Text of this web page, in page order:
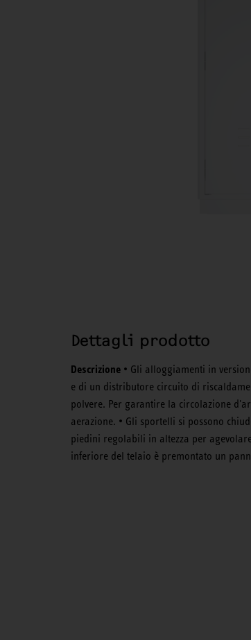
Dettagli prodotto
Descrizione • Gli alloggiamenti in
e di un distributore circuito di
polvere. Per garantire la circolazione
aerazione. • Gli sportelli si possono
piedini regolabili in altezza per
inferiore del telaio è premontato un